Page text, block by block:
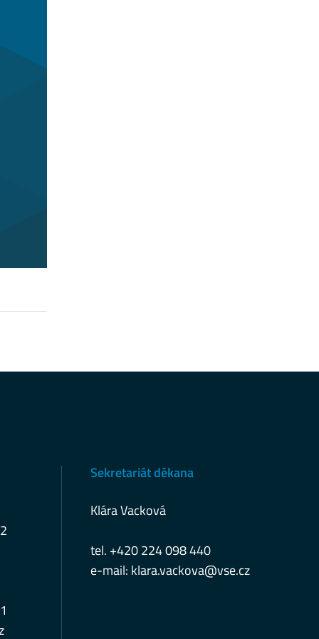
Sekretariát děkana
Klára Vacková
tel. +420 224 098 440
e-mail: klara.vackova@vse.cz